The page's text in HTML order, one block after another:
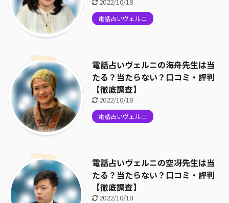
電話占いヴェルニ
電話占いヴェルニの海舟先生は当
たる？当たらない？口コミ・評判
【徹底調査】
2022/10/18
電話占いヴェルニ
電話占いヴェルニの空冴先生は当
たる？当たらない？口コミ・評判
【徹底調査】
2022/10/18